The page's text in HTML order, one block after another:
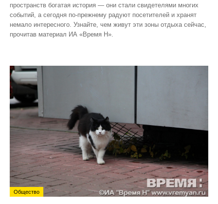
пространств богатая история — они стали свидетелями многих
событий, а сегодня по‑прежнему радуют посетителей и хранят
немало интересного. Узнайте, чем живут эти зоны отдыха сейчас,
прочитав материал ИА «Время Н».
Общество